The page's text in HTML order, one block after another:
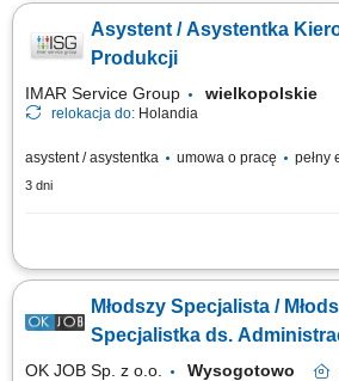
projektów umów, aneksów, prowadzenie
Koordynacja procesu windykacji najemców,
Asystent / Asystentka
Produkcji
IMAR Service Group wielkopolskie
relokacja do: Holandia
asystent / asystentka umowa o pracę pełny
3 dni
Opis stanowiska: Planowanie i bieżąca
logistycznym liczącym 10–20 osób. Nadzór nad
produkcyjnych oraz terminowością zadań.
Młodszy Specjalista /
Specjalistka ds.
OK JOB Sp. z o.o. Wysogotowo